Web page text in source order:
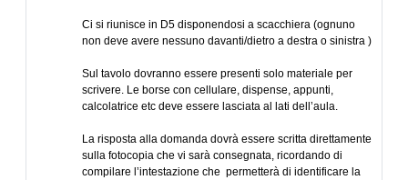
Ci si riunisce in D5 disponendosi a scacchiera (ognuno
non deve avere nessuno davanti/dietro a destra o sinistra )
Sul tavolo dovranno essere presenti solo materiale per
scrivere. Le borse con cellulare, dispense, appunti,
calcolatrice etc deve essere lasciata al lati dell’aula.
La risposta alla domanda dovrà essere scritta direttamente
sulla fotocopia che vi sarà consegnata, ricordando di
compilare l’intestazione che permetterà di identificare la